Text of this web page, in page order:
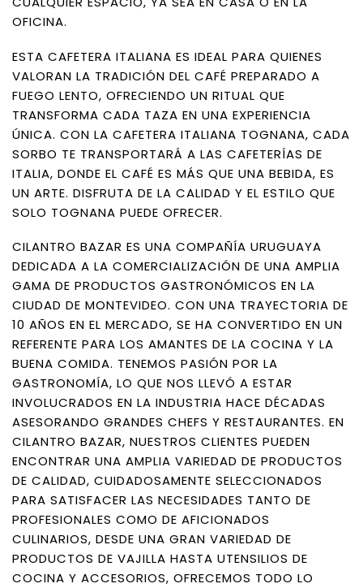
OFICINA.
ESTA CAFETERA ITALIANA ES IDEAL PARA QUIENES
VALORAN LA TRADICIÓN DEL CAFÉ PREPARADO A
FUEGO LENTO, OFRECIENDO UN RITUAL QUE
TRANSFORMA CADA TAZA EN UNA EXPERIENCIA
ÚNICA. CON LA CAFETERA ITALIANA TOGNANA, CADA
SORBO TE TRANSPORTARÁ A LAS CAFETERÍAS DE
ITALIA, DONDE EL CAFÉ ES MÁS QUE UNA BEBIDA, ES
UN ARTE. DISFRUTA DE LA CALIDAD Y EL ESTILO QUE
SOLO TOGNANA PUEDE OFRECER.
CILANTRO BAZAR ES UNA COMPAÑÍA URUGUAYA
DEDICADA A LA COMERCIALIZACIÓN DE UNA AMPLIA
GAMA DE PRODUCTOS GASTRONÓMICOS EN LA
CIUDAD DE MONTEVIDEO. CON UNA TRAYECTORIA DE
10 AÑOS EN EL MERCADO, SE HA CONVERTIDO EN UN
REFERENTE PARA LOS AMANTES DE LA COCINA Y LA
BUENA COMIDA. TENEMOS PASIÓN POR LA
GASTRONOMÍA, LO QUE NOS LLEVÓ A ESTAR
INVOLUCRADOS EN LA INDUSTRIA HACE DÉCADAS
ASESORANDO GRANDES CHEFS Y RESTAURANTES. EN
CILANTRO BAZAR, NUESTROS CLIENTES PUEDEN
ENCONTRAR UNA AMPLIA VARIEDAD DE PRODUCTOS
DE CALIDAD, CUIDADOSAMENTE SELECCIONADOS
PARA SATISFACER LAS NECESIDADES TANTO DE
PROFESIONALES COMO DE AFICIONADOS
CULINARIOS, DESDE UNA GRAN VARIEDAD DE
PRODUCTOS DE VAJILLA HASTA UTENSILIOS DE
COCINA Y ACCESORIOS, OFRECEMOS TODO LO